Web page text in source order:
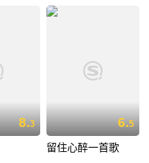
8.3 6.5
留住心醉一首歌